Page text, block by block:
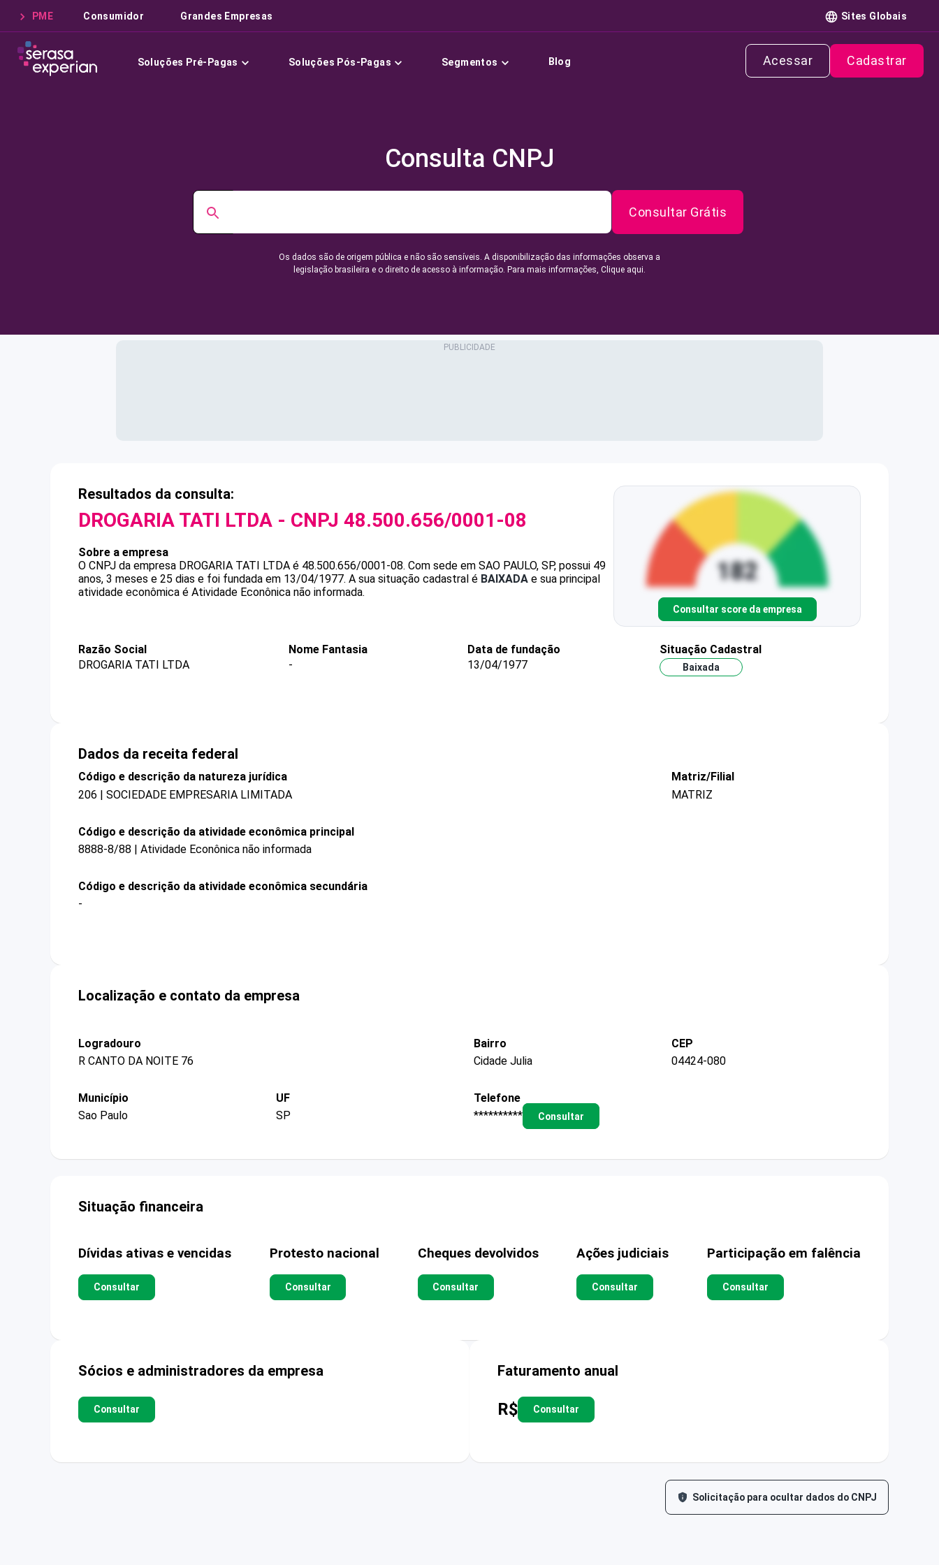
PME Consumidor Grandes Empresas Sites Globais
Soluções Pré-Pagas Soluções Pós-Pagas Segmentos Blog Acessar Cadastrar
Consulta CNPJ
Consultar Grátis
Os dados são de origem pública e não são sensíveis. A disponibilização das informações observa a
legislação brasileira e o direito de acesso à informação. Para mais informações, Clique aqui.
Resultados da consulta:
DROGARIA TATI LTDA - CNPJ 48.500.656/0001-08
Sobre a empresa
O CNPJ da empresa DROGARIA TATI LTDA é 48.500.656/0001-08. Com sede em SAO PAULO, SP, possui 49
anos, 3 meses e 25 dias e foi fundada em 13/04/1977. A sua situação cadastral é BAIXADA e sua principal
atividade econômica é Atividade Econônica não informada.
Consultar score da empresa
Razão Social
DROGARIA TATI LTDA
Nome Fantasia
-
Data de fundação
13/04/1977
Situação Cadastral
Baixada
Dados da receita federal
Código e descrição da natureza jurídica
206 | SOCIEDADE EMPRESARIA LIMITADA
Matriz/Filial
MATRIZ
Código e descrição da atividade econômica principal
8888-8/88 | Atividade Econônica não informada
Código e descrição da atividade econômica secundária
-
Localização e contato da empresa
Logradouro
R CANTO DA NOITE 76
Bairro
Cidade Julia
CEP
04424-080
Município
Sao Paulo
UF
SP
Telefone
**********
Consultar
Situação financeira
Dívidas ativas e vencidas
Consultar
Protesto nacional
Consultar
Cheques devolvidos
Consultar
Ações judiciais
Consultar
Participação em falência
Consultar
Sócios e administradores da empresa
Consultar
Faturamento anual
R$ Consultar
Solicitação para ocultar dados do CNPJ